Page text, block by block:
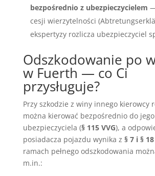
bezpośrednio z ubezpieczycielem
cesji wierzytelności
ekspertyzy rozlicza ubezpieczyciel
Odszkodowanie po
w Fuerth — co Ci
przysługuje?
Przy szkodzie z winy innego kierowcy
można kierować bezpośrednio do jego
ubezpieczyciela (§ 115 VVG), a
posiadacza pojazdu wynika z § 7 i §
ramach pełnego odszkodowania
m.in.: